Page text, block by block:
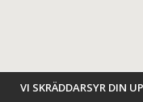
VI SKRÄDDARSYR DIN